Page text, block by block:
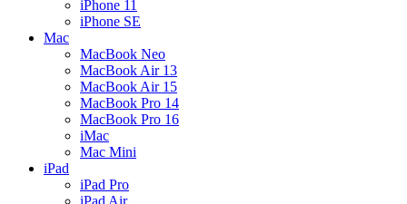
iPhone 11
iPhone SE
Mac
MacBook Neo
MacBook Air 13
MacBook Air 15
MacBook Pro 14
MacBook Pro 16
iMac
Mac Mini
iPad
iPad Pro
iPad Air